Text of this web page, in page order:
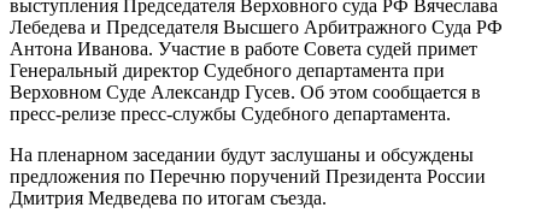
выступления Председателя Верховного суда РФ Вячеслава
Лебедева и Председателя Высшего Арбитражного Суда РФ
Антона Иванова. Участие в работе Совета судей примет
Генеральный директор Судебного департамента при
Верховном Суде Александр Гусев. Об этом сообщается в
пресс-релизе пресс-службы Судебного департамента.
На пленарном заседании будут заслушаны и обсуждены
предложения по Перечню поручений Президента России
Дмитрия Медведева по итогам съезда.